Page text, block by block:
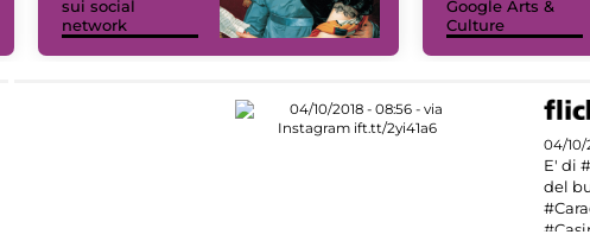
sui social
network
Google Arts &
Culture
04/10/
E' di
del